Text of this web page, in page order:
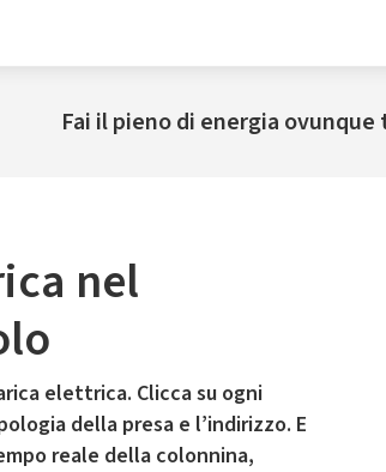
Fai il pieno di energia ovunque
nel
elettrica. Clicca su ogni
della presa e l’indirizzo. E
reale della colonnina,